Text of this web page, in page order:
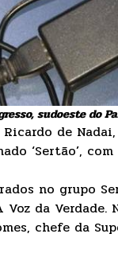
sudoeste do
de
‘Sertão’,
no grupo
da
chefe da